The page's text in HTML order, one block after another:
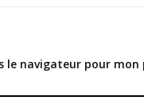
navigateur pour